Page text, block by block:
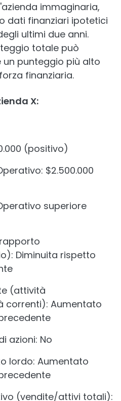
immaginaria,
dati finanziari ipotetici
ultimi due anni.
totale può
un punteggio più alto
finanziaria.
X:
(positivo)
$2.500.000
superiore
Diminuita rispetto
(attività
correnti): Aumentato
azioni: No
lordo: Aumentato
(vendite/attivi totali):